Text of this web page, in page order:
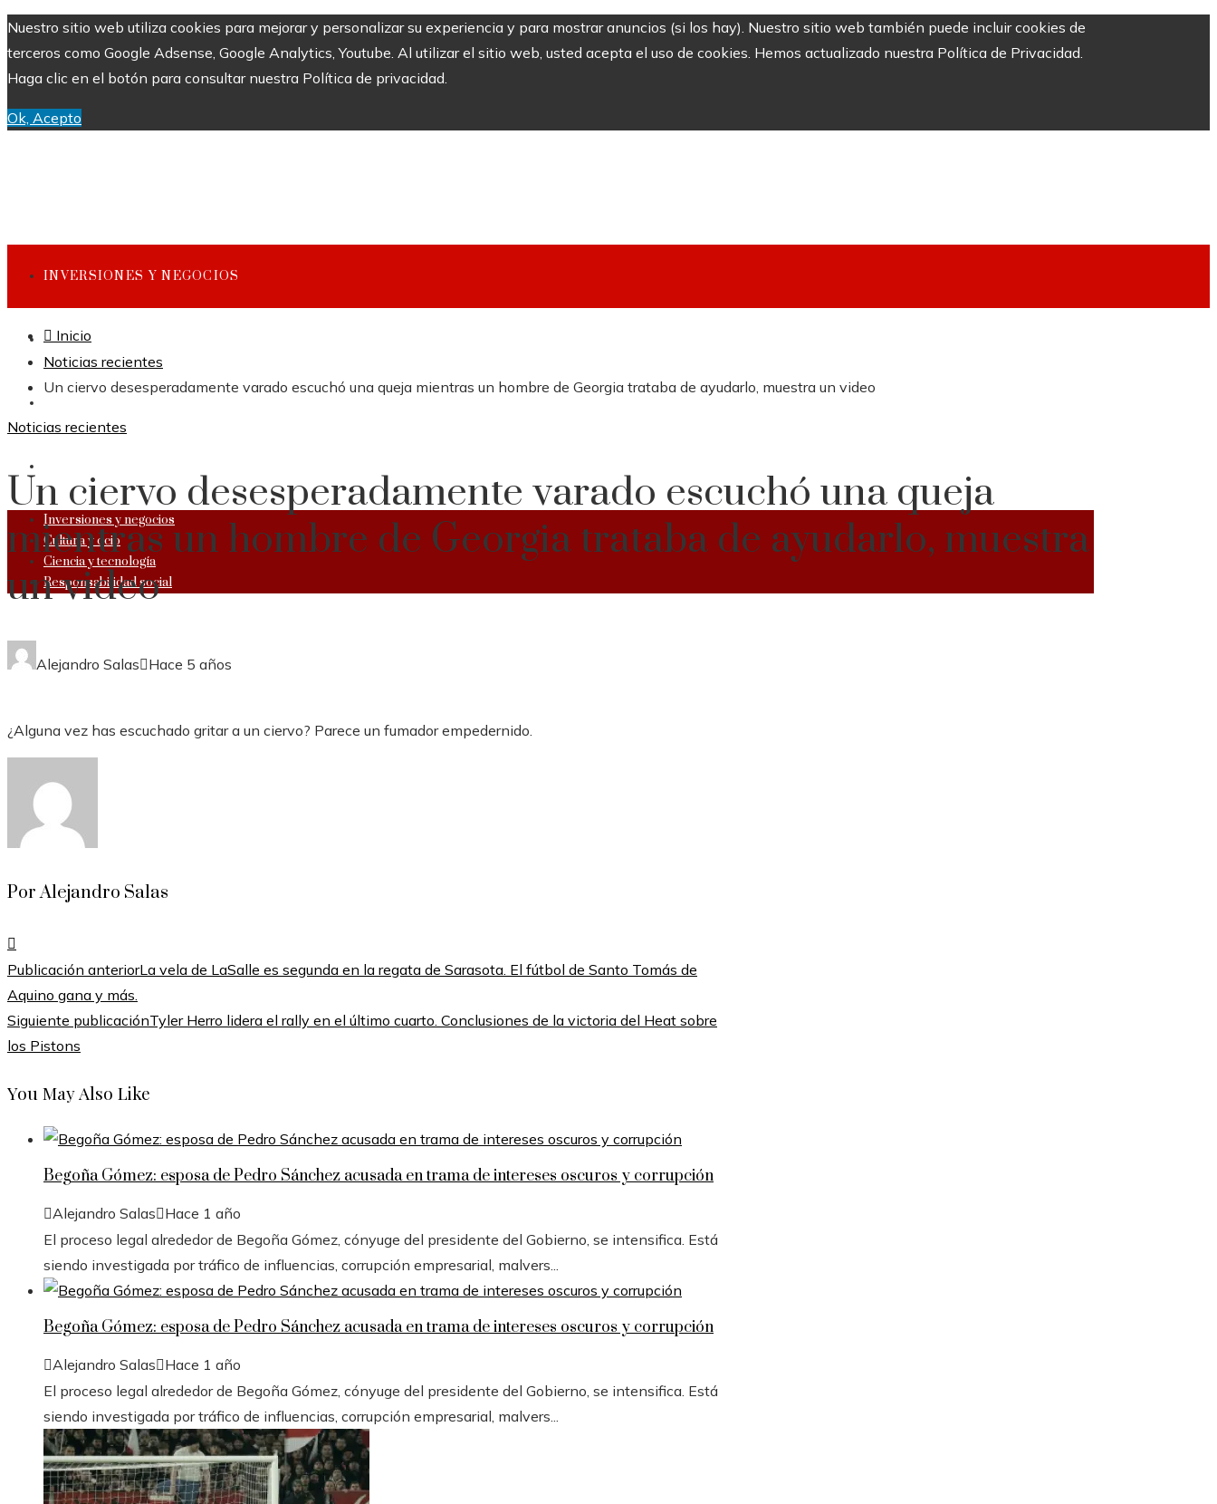
Nuestro sitio web utiliza cookies para mejorar y personalizar su experiencia y para mostrar anuncios (si los hay). Nuestro sitio web también puede incluir cookies de
terceros como Google Adsense, Google Analytics, Youtube. Al utilizar el sitio web, usted acepta el uso de cookies. Hemos actualizado nuestra Política de Privacidad.
Haga clic en el botón para consultar nuestra Política de privacidad.
Ok, Acepto
INVERSIONES Y NEGOCIOS
CULTURA Y OCIO
Inversiones y negocios
Cultura y ocio
Ciencia y tecnología
Responsabilidad social
Inicio
Noticias recientes
Un ciervo desesperadamente varado escuchó una queja mientras un hombre de Georgia trataba de ayudarlo, muestra un video
Noticias recientes
Un ciervo desesperadamente varado escuchó una queja
mientras un hombre de Georgia trataba de ayudarlo, muestra
un video
Alejandro Salas Hace 5 años
¿Alguna vez has escuchado gritar a un ciervo? Parece un fumador empedernido.
Por Alejandro Salas
Publicación anteriorLa vela de LaSalle es segunda en la regata de Sarasota. El fútbol de Santo Tomás de
Aquino gana y más.
Siguiente publicaciónTyler Herro lidera el rally en el último cuarto. Conclusiones de la victoria del Heat sobre
los Pistons
You May Also Like
Begoña Gómez: esposa de Pedro Sánchez acusada en trama de intereses oscuros y corrupción
Alejandro Salas Hace 1 año
El proceso legal alrededor de Begoña Gómez, cónyuge del presidente del Gobierno, se intensifica. Está
siendo investigada por tráfico de influencias, corrupción empresarial, malvers...
Begoña Gómez: esposa de Pedro Sánchez acusada en trama de intereses oscuros y corrupción
Alejandro Salas Hace 1 año
El proceso legal alrededor de Begoña Gómez, cónyuge del presidente del Gobierno, se intensifica. Está
siendo investigada por tráfico de influencias, corrupción empresarial, malvers...